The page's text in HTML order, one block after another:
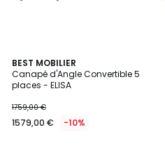
BEST MOBILIER
Canapé d'Angle Convertible 5
places - ELISA
1759,00 €
1579,00 € -10%
4
Couleurs